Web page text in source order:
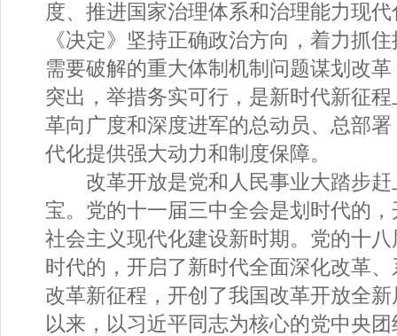
度、推进国家治理体系和治理能力现
《决定》坚持正确政治方向，着力抓
需要破解的重大体制机制问题谋划改
突出，举措务实可行，是新时代新征
革向广度和深度进军的总动员、总部
代化提供强大动力和制度保障。
改革开放是党和人民事业大踏步赶
宝。党的十一届三中全会是划时代的
社会主义现代化建设新时期。党的十
时代的，开启了新时代全面深化改革
改革新征程，开创了我国改革开放全
以来，以习近平同志为核心的党中央